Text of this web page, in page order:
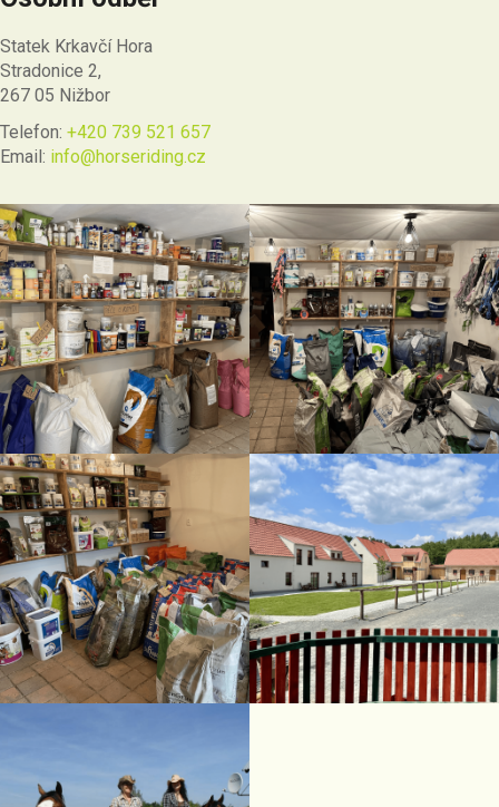
Statek Krkavčí Hora
Stradonice 2,
267 05 Nižbor
Telefon: +420 739 521 657
Email: info@horseriding.cz